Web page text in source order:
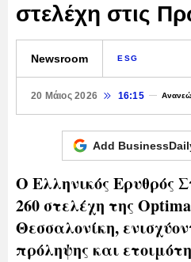
στελέχη στις
Newsroom ESG
20 Μάιος 2026 16:15
Add
Ο Ελληνικός Ερυθρός
260 στελέχη της
Θεσσαλονίκη,
πρόληψης και